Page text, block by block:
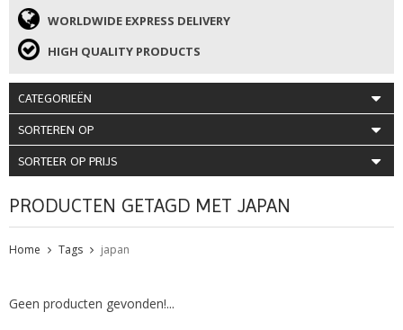
WORLDWIDE EXPRESS DELIVERY
HIGH QUALITY PRODUCTS
CATEGORIEËN
SORTEREN OP
SORTEER OP PRIJS
PRODUCTEN GETAGD MET JAPAN
Home Tags japan
Geen producten gevonden!...